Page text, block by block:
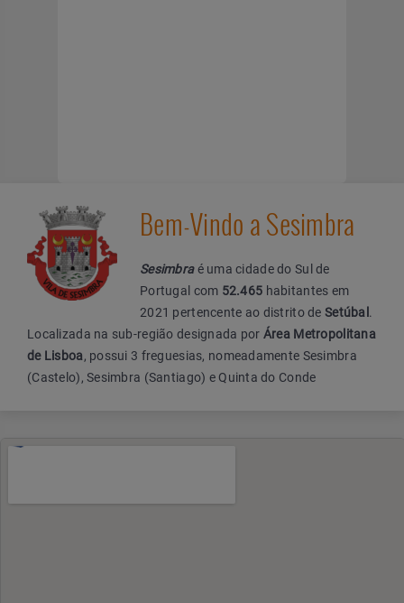
Bem-Vindo a Sesimbra
Sesimbraé uma cidade do Sul de
Portugal com 52.465 habitantes em
2021 pertencente ao distrito de Setúbal .
Localizada na sub-região designada por Área Metropolitana
de Lisboa, possui 3 freguesias, nomeadamente Sesimbra
(Castelo), Sesimbra (Santiago) e Quinta do Conde